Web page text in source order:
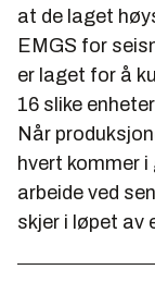
at de laget
EMGS for
er laget for å
16 slike
Når
hvert kommer
arbeide ved
skjer i løpet av